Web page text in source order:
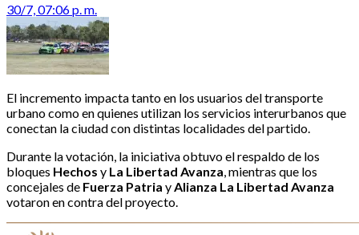
30/7, 07:06 p. m.
El incremento impacta tanto en los usuarios del transporte
urbano como en quienes utilizan los servicios interurbanos que
conectan la ciudad con distintas localidades del partido.
Durante la votación, la iniciativa obtuvo el respaldo de los
bloques Hechos y La Libertad Avanza , mientras que los
concejales de Fuerza Patria y Alianza La Libertad Avanza
votaron en contra del proyecto.